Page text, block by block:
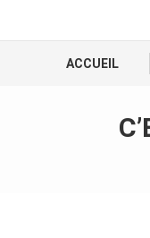
ACCUEIL